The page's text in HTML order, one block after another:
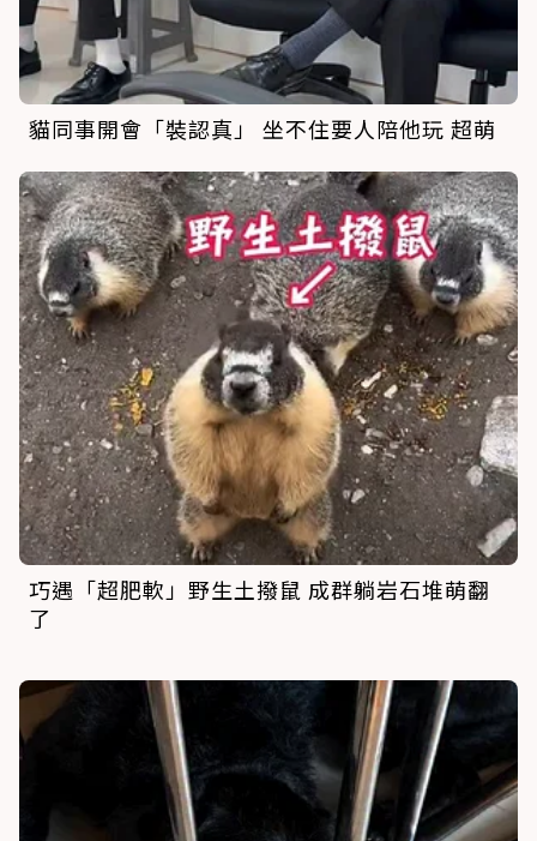
貓同事開會「裝認真」 坐不住要人陪他玩 超萌
巧遇「超肥軟」野生土撥鼠 成群躺岩石堆萌翻
了